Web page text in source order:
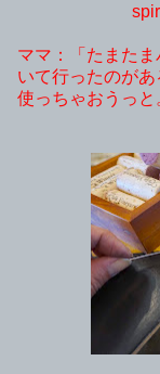
ママ：「たまた
いて行ったのがあ
使っちゃおうっ